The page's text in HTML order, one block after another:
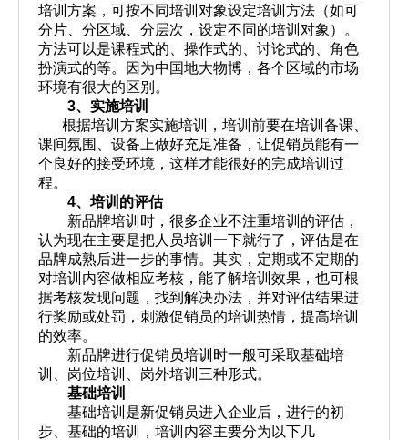
培训方案，可按不同培训对象设定培训方法（如可
分片、分区域、分层次，设定不同的培训对象）。
方法可以是课程式的、操作式的、讨论式的、角色
扮演式的等。因为中国地大物博，各个区域的市场
环境有很大的区别。
3、实施培训
根据培训方案实施培训，培训前要在培训备课、
课间氛围、设备上做好充足准备，让促销员能有一
个良好的接受环境，这样才能很好的完成培训过
程。
4、培训的评估
新品牌培训时，很多企业不注重培训的评估，
认为现在主要是把人员培训一下就行了，评估是在
品牌成熟后进一步的事情。其实，定期或不定期的
对培训内容做相应考核，能了解培训效果，也可根
据考核发现问题，找到解决办法，并对评估结果进
行奖励或处罚，刺激促销员的培训热情，提高培训
的效率。
新品牌进行促销员培训时一般可采取基础培
训、岗位培训、岗外培训三种形式。
基础培训
基础培训是新促销员进入企业后，进行的初
步、基础的培训，培训内容主要分为以下几